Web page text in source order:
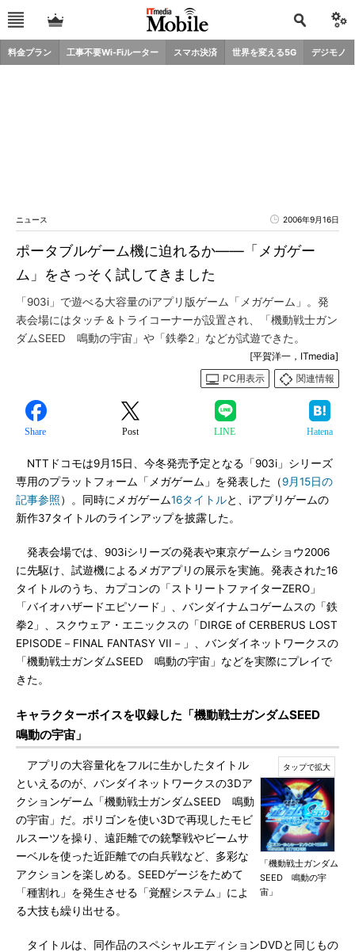
料金プラン 工事不要Wi-Fiルーター スマホ決済 世界を変える5G デジモノ
ニュース 2006年9月16日
ポータブルゲーム機に迫れるか――「メガゲー
ム」をさっそく試してきました
「903i」で遊べる大容量のiアプリ版ゲーム「メガゲーム」。発
表会場にはタッチ＆トライコーナーが設置され、「機動戦士ガン
ダムSEED 鳴動の宇宙」や「鉄拳2」などが試遊できた。
[平賀洋一，ITmedia]
PC用表示
関連情報
Share Post LINE Hatena
NTTドコモは9月15日、今冬発売予定となる「903i」シリーズ
専用のプラットフォーム「メガゲーム」を発表した（9月15日の
記事参照）。同時にメガゲーム16タイトルと、iアプリゲームの
新作37タイトルのラインアップを披露した。
発表会場では、903iシリーズの発表や東京ゲームショウ2006
に先駆け、試遊機によるメガアプリの展示を実施。発表された16
タイトルのうち、カプコンの「ストリートファイターZERO」
「バイオハザードエピソード」、バンダイナムコゲームスの「鉄
拳2」、スクウェア・エニックスの「DIRGE of CERBERUS LOST
EPISODE－FINAL FANTASY VII－」、バンダイネットワークスの
「機動戦士ガンダムSEED 鳴動の宇宙」などを実際にプレイで
きた。
キャラクターボイスを収録した「機動戦士ガンダムSEED
鳴動の宇宙」
「機動戦士ガンダム
SEED 鳴動の宇
宙」
アプリの大容量化をフルに生かしたタイトル
といえるのが、バンダイネットワークスの3Dア
クションゲーム「機動戦士ガンダムSEED 鳴動
の宇宙」だ。ポリゴンを使い3Dで再現したモビ
ルスーツを操り、遠距離での銃撃戦やビームサ
ーベルを使った近距離での白兵戦など、多彩な
アクションを楽しめる。SEEDゲージをためて
「種割れ」を発生させる「覚醒システム」によ
る大技も繰り出せる。
タイトルは、同作品のスペシャルエディションDVDと同じもの